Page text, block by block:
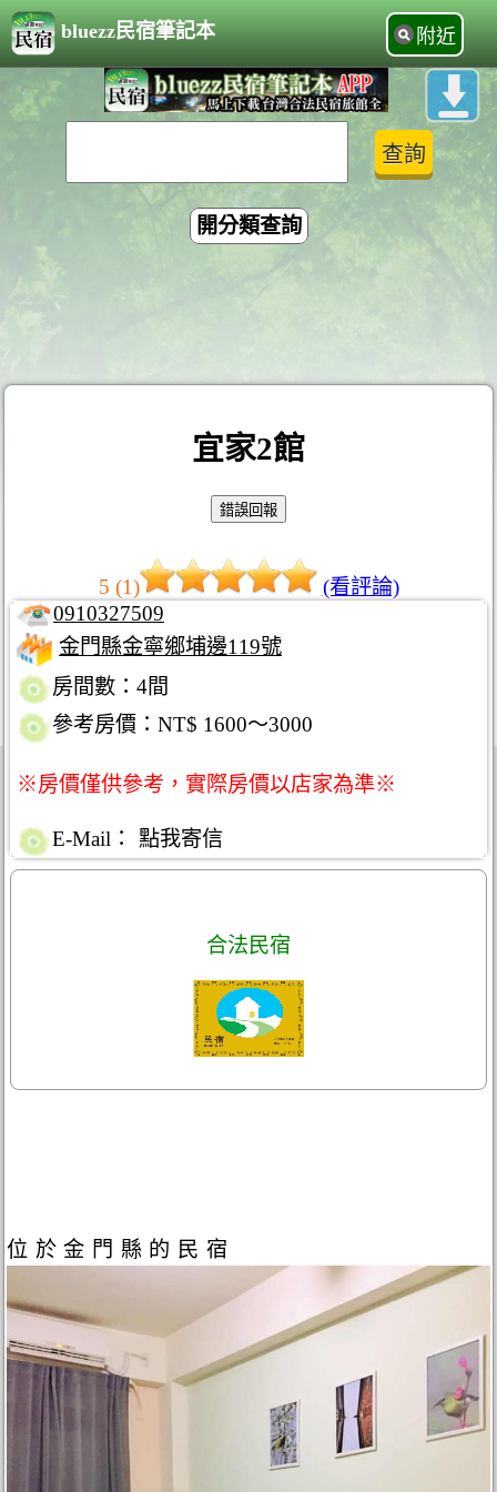
bluezz民宿筆記本 附近
開分類查詢
宜家2館
5 (1)
(看評論)
0910327509
金門縣金寧鄉埔邊119號
房間數：4間
參考房價：NT$ 1600～3000
※房價僅供參考，實際房價以店家為準※
E-Mail： 點我寄信
合法民宿
位於金門縣的民宿